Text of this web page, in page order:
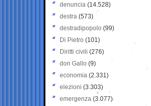
denuncia (14.528)
destra (573)
destradipopolo (99)
Di Pietro (101)
Diritti civili (276)
don Gallo (9)
economia (2.331)
elezioni (3.303)
emergenza (3.077)